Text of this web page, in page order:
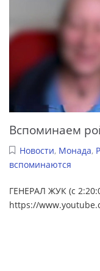
Вспоминаем
Новости, Монада,
вспоминаются
ГЕНЕРАЛ ЖУК (с
https://